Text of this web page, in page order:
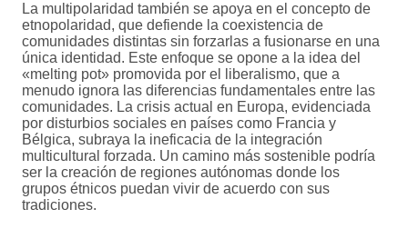
La multipolaridad también se apoya en el concepto de
etnopolaridad, que defiende la coexistencia de
comunidades distintas sin forzarlas a fusionarse en una
única identidad. Este enfoque se opone a la idea del
«melting pot» promovida por el liberalismo, que a
menudo ignora las diferencias fundamentales entre las
comunidades. La crisis actual en Europa, evidenciada
por disturbios sociales en países como Francia y
Bélgica, subraya la ineficacia de la integración
multicultural forzada. Un camino más sostenible podría
ser la creación de regiones autónomas donde los
grupos étnicos puedan vivir de acuerdo con sus
tradiciones.